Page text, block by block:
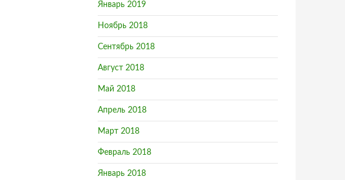
Январь 2019
Ноябрь 2018
Сентябрь 2018
Август 2018
Май 2018
Апрель 2018
Март 2018
Февраль 2018
Январь 2018